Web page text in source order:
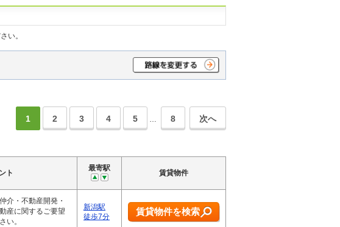
い。
1 2 3 4 5 … 8 次へ
ト
最寄駅
賃貸物件
介・不動産開発・
産に関するご要望
い。
新潟駅
徒歩7分
賃貸物件を検索